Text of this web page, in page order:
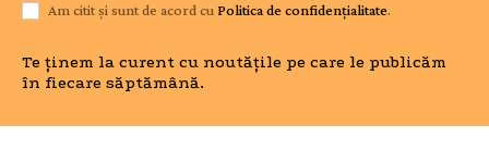
Am citit și sunt de acord cuPolitica de confidențialitate.
Te ținem la curent cu noutățile pe care le publicăm
în fiecare săptămână.